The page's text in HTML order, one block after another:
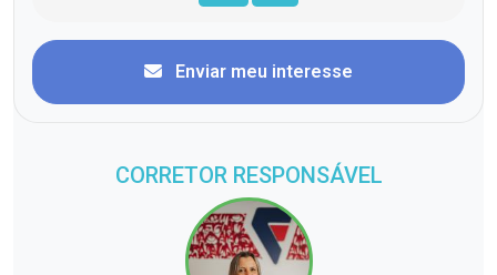
Enviar meu interesse
CORRETOR RESPONSÁVEL